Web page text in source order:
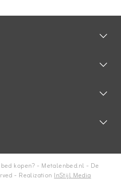
kopen? - Metalenbed.nl - De
- RealizationInStijl Media